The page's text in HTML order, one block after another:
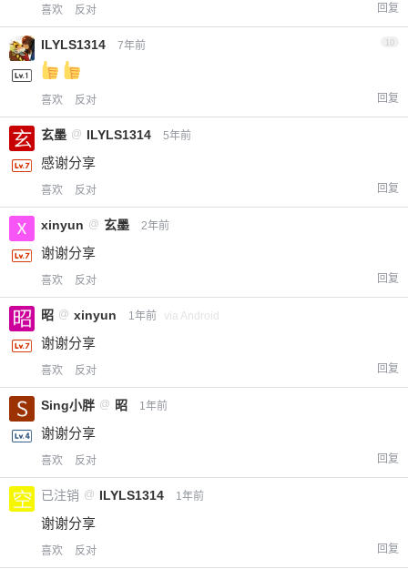
喜欢 反对 回复
ILYLS1314 7年前
喜欢 反对 回复
玄墨 @ ILYLS1314 5年前
感谢分享
喜欢 反对 回复
xinyun @ 玄墨 2年前
谢谢分享
喜欢 反对 回复
昭 @ xinyun 1年前 via Android
谢谢分享
喜欢 反对 回复
Sing小胖 @ 昭 1年前
谢谢分享
喜欢 反对 回复
已注销 @ ILYLS1314 1年前
谢谢分享
喜欢 反对 回复